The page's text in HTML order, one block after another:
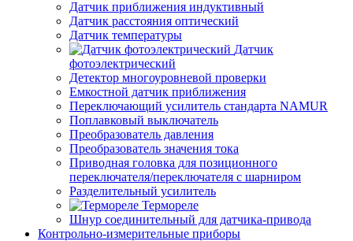
Датчик приближения индуктивный
Датчик расстояния оптический
Датчик температуры
Датчик
фотоэлектрический
Детектор многоуровневой проверки
Емкостной датчик приближения
Переключающий усилитель стандарта NAMUR
Поплавковый выключатель
Преобразователь давления
Преобразователь значения тока
Приводная головка для позиционного
переключателя/переключателя с шарниром
Разделительный усилитель
Термореле
Шнур соединительный для датчика-привода
Контрольно-измерительные приборы